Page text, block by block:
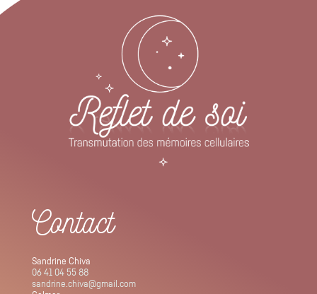
Contact
Sandrine Chiva
06 41 04 55 88
sandrine.chiva@gmail.com